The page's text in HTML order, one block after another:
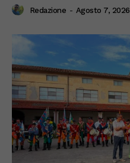
Redazione - Agosto 7, 2026